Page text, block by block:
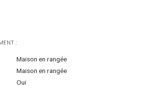
:
Maison en rangée
Maison en rangée
Oui